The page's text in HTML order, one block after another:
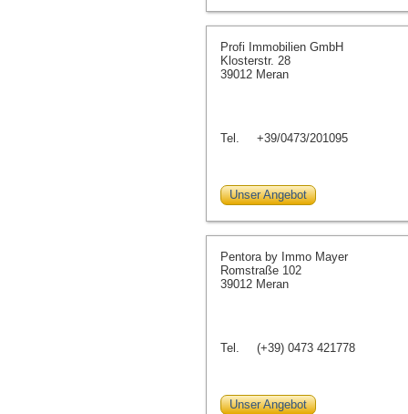
Profi Immobilien GmbH
Klosterstr. 28
39012 Meran
Tel. +39/0473/201095
Unser Angebot
Pentora by Immo Mayer
Romstraße 102
39012 Meran
Tel. (+39) 0473 421778
Unser Angebot